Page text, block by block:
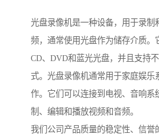
光盘录像机是一种设备，用于录制
频，通常使用光盘作为储存介质。
CD、DVD和蓝光光盘，并且支持
式。光盘录像机通常用于家庭娱乐
作。它们可以连接到电视、音响系
制、编辑和播放视频和音频。
我们公司产品质量的稳定性、信誉